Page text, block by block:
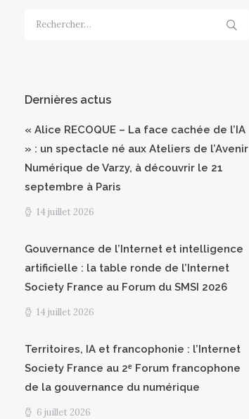
Rechercher :
Dernières actus
« Alice RECOQUE – La face cachée de l’IA
» : un spectacle né aux Ateliers de l’Avenir
Numérique de Varzy, à découvrir le 21
septembre à Paris
14 juillet 2026
Gouvernance de l’Internet et intelligence
artificielle : la table ronde de l’Internet
Society France au Forum du SMSI 2026
14 juillet 2026
Territoires, IA et francophonie : l’Internet
Society France au 2ᵉ Forum francophone
de la gouvernance du numérique
6 juillet 2026